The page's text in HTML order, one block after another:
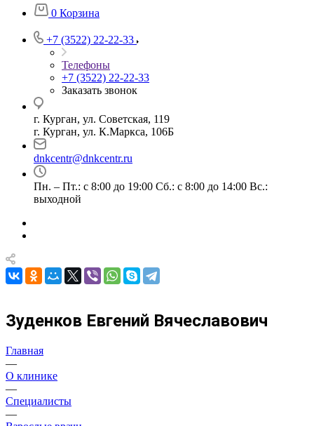
0 Корзина
+7 (3522) 22-22-33
Телефоны
+7 (3522) 22-22-33
Заказать звонок
г. Курган, ул. Советская, 119
г. Курган, ул. К.Маркса, 106Б
dnkcentr@dnkcentr.ru
Пн. – Пт.: с 8:00 до 19:00 Сб.: с 8:00 до 14:00 Вс.:
выходной
Зуденков Евгений Вячеславович
Главная
—
О клинике
—
Специалисты
—